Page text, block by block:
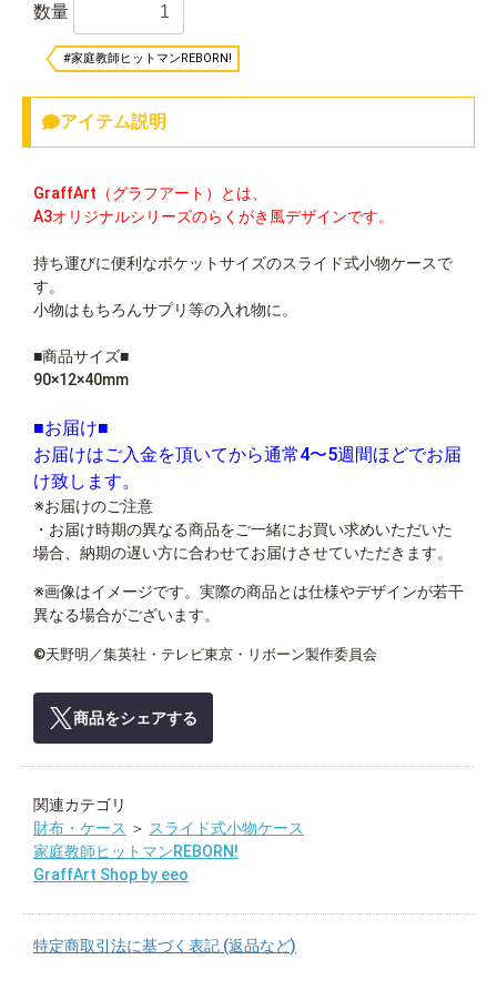
数量
#家庭教師ヒットマンREBORN!
アイテム説明
GraffArt（グラフアート）とは、
A3オリジナルシリーズのらくがき風デザインです。
持ち運びに便利なポケットサイズのスライド式小物ケースで
す。
小物はもちろんサプリ等の入れ物に。
■商品サイズ■
90×12×40mm
■お届け■
お届けはご入金を頂いてから通常4〜5週間ほどでお届
け致します。
※お届けのご注意
・お届け時期の異なる商品をご一緒にお買い求めいただいた
場合、納期の遅い方に合わせてお届けさせていただきます。
※画像はイメージです。実際の商品とは仕様やデザインが若干
異なる場合がございます。
©天野明／集英社・テレビ東京・リボーン製作委員会
商品をシェアする
関連カテゴリ
財布・ケース ＞ スライド式小物ケース
家庭教師ヒットマンREBORN!
GraffArt Shop by eeo
特定商取引法に基づく表記 (返品など)